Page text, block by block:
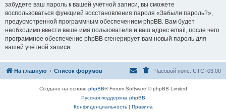
забудете ваш пароль к вашей учётной записи, вы сможете
воспользоваться функцией восстановления пароля «Забыли пароль?»,
предусмотренной программным обеспечением phpBB. Вам будет
необходимо ввести ваше имя пользователя и ваш адрес email, после чего
программное обеспечение phpBB сгенерирует вам новый пароль для
вашей учётной записи.
На главную Список форумов Часовой пояс: UTC+03:00
Создано на основе phpBB® Forum Software © phpBB Limited
Русская поддержка phpBB
Конфиденциальность| Правила